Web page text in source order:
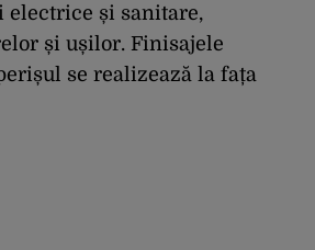
și sanitare,
și ușilor. Finisajele
se realizează la fața